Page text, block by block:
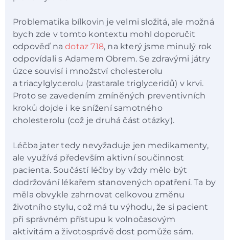
Problematika bílkovin je velmi složitá, ale možná
bych zde v tomto kontextu mohl doporučit
odpověď nadotaz 718, na který jsme minulý rok
odpovídali s Adamem Obrem. Se zdravými játry
úzce souvisí i množství cholesterolu
a triacylglycerolu (zastarale triglyceridů) v krvi.
Proto se zavedením zmíněných preventivních
kroků dojde i ke snížení samotného
cholesterolu (což je druhá část otázky).
Léčba jater tedy nevyžaduje jen medikamenty,
ale využívá především aktivní součinnost
pacienta. Součástí léčby by vždy mělo být
dodržování lékařem stanovených opatření. Ta by
měla obvykle zahrnovat celkovou změnu
životního stylu, což má tu výhodu, že si pacient
při správném přístupu k volnočasovým
aktivitám a životosprávě dost pomůže sám.